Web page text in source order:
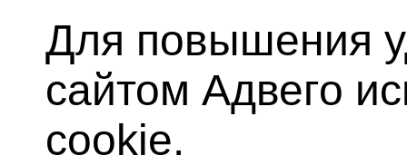
Для повышения
сайтом Адвего
cookie.